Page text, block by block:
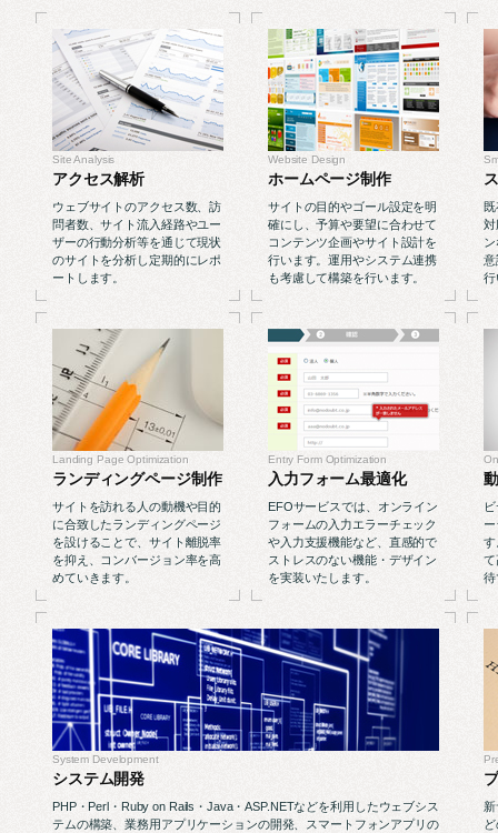
Site Analysis
アクセス解析
ウェブサイトのアクセス数、訪
問者数、サイト流入経路やユー
ザーの行動分析等を通じて現状
のサイトを分析し定期的にレポ
ートします。
Website Design
ホームページ制作
サイトの目的やゴール設定を明
確にし、予算や要望に合わせて
コンテンツ企画やサイト設計を
行います。運用やシステム連携
も考慮して構築を行います。
既
対
意
行
Landing Page Optimization
ランディングページ制作
サイトを訪れる人の動機や目的
に合致したランディングページ
を設けることで、サイト離脱率
を抑え、コンバージョン率を高
めていきます。
Entry Form Optimization
入力フォーム最適化
EFOサービスでは、オンライン
フォームの入力エラーチェック
や入力支援機能など、直感的で
ストレスのない機能・デザイン
を実装いたします。
す
て
待
System Development
システム開発
PHP・Perl・Ruby on Rails・Java・ASP.NETなどを利用したウェブシス
テムの構築、業務用アプリケーションの開発、スマートフォンアプリの